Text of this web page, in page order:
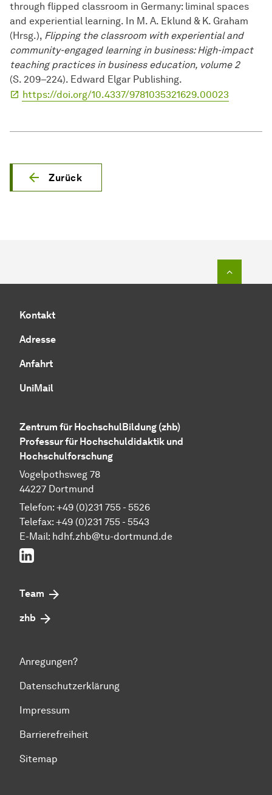
through flipped classroom in Germany: liminal spaces
and experiential learning. In M. A. Eklund & K. Graham
(Hrsg.), Flipping the classroom with experiential and
community-engaged learning in business: High-impact
teaching practices in business education, volume 2
(S. 209–224). Edward Elgar Publishing.
https://doi.org/10.4337/9781035321629.00023
Zurück
Kontakt
Adresse
Anfahrt
UniMail
Zentrum für HochschulBildung (zhb)
Professur für Hochschuldidaktik und
Hochschulforschung
Vogelpothsweg 78
44227 Dortmund
Telefon: +49 (0)231 755 - 5526
Telefax: +49 (0)231 755 - 5543
E-Mail: hdhf.zhb@tu-dortmund.de
LinkedIn
Team
zhb
Anregungen?
Datenschutzerklärung
Impressum
Barrierefreiheit
Sitemap